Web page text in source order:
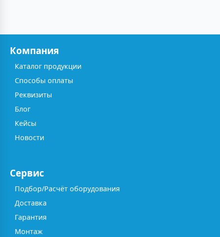
Компания
Каталог продукции
Способы оплаты
Реквизиты
Блог
Кейсы
Новости
Сервис
Подбор/Расчёт оборудования
Доставка
Гарантия
Монтаж